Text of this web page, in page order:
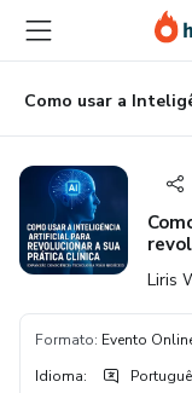
para
conteúdo
principal
para
pagamento
para
rodapé
Liris
Formato: Evento
Idioma: